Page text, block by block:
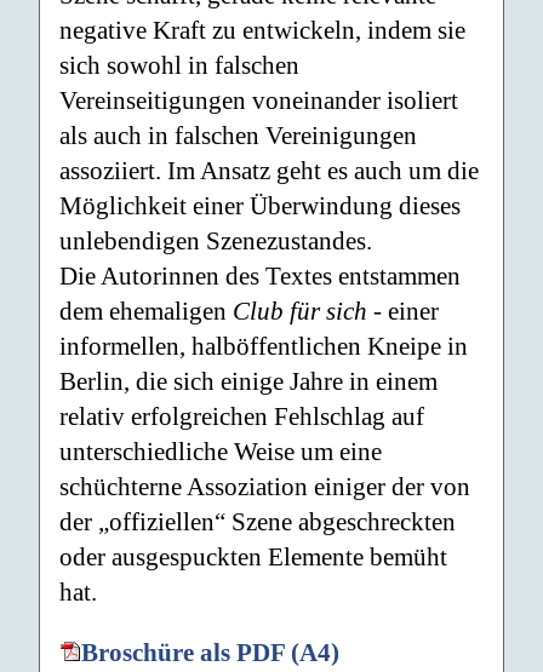
negative Kraft zu entwickeln, indem sie
sich sowohl in falschen
Vereinseitigungen voneinander isoliert
als auch in falschen Vereinigungen
assoziiert. Im Ansatz geht es auch um die
Möglichkeit einer Überwindung dieses
unlebendigen Szenezustandes.
Die Autorinnen des Textes entstammen
dem ehemaligen Club für sich - einer
informellen, halböffentlichen Kneipe in
Berlin, die sich einige Jahre in einem
relativ erfolgreichen Fehlschlag auf
unterschiedliche Weise um eine
schüchterne Assoziation einiger der von
der „offiziellen“ Szene abgeschreckten
oder ausgespuckten Elemente bemüht
hat.
Broschüre als PDF (A4)